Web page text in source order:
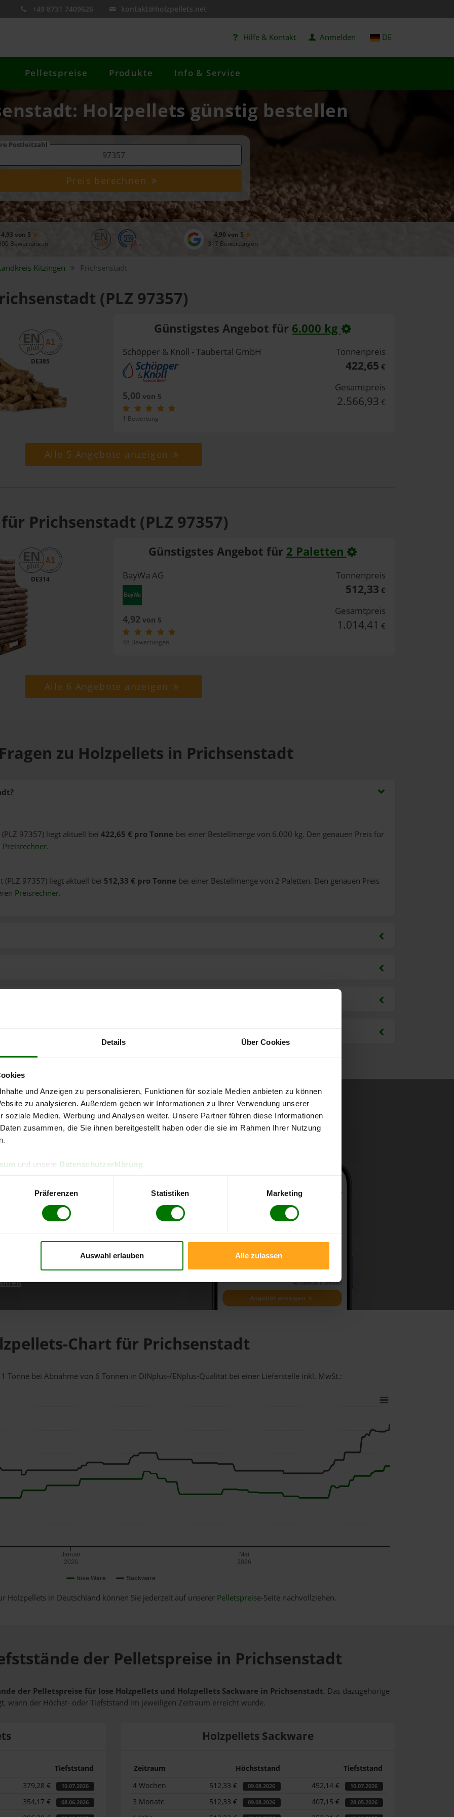
Details Über Cookies
und Anzeigen zu personalisieren, Funktionen für soziale Medien anbieten zu können
zu analysieren. Außerdem geben wir Informationen zu Ihrer Verwendung unserer
soziale Medien, Werbung und Analysen weiter. Unsere Partner führen diese Informationen
zusammen, die Sie ihnen bereitgestellt haben oder die sie im Rahmen Ihrer Nutzung
und unsere Datenschutzerklärung
Präferenzen Statistiken Marketing
Auswahl erlauben Alle zulassen
+49 8731 7409626 kontakt@holzpellets.net
Hilfe & Kontakt Anmelden DE
Pelletspreise Produkte Info & Service
Holzpellets günstig bestellen
Postleitzahl
Preis berechnen
4,93 von 5
Bewertungen
4,90 von 5
317 Bewertungen
Kitzingen Prichsenstadt
(PLZ 97357)
DE385
Günstigstes Angebot für 6.000 kg
Schöpper & Knoll - Taubertal GmbH
5,00 von 5
1 Bewertung
Tonnenpreis
422,65 €
Gesamtpreis
2.566,93 €
Alle 5 Angebote anzeigen
Prichsenstadt (PLZ 97357)
DE314
Günstigstes Angebot für 2 Paletten
BayWa AG
4,92von 5
48 Bewertungen
Tonnenpreis
512,33 €
Gesamtpreis
1.014,41 €
Alle 6 Angebote anzeigen
zu Holzpellets in Prichsenstadt
97357) liegt aktuell bei 422,65 € pro Tonne bei einer Bestellmenge von 6.000 kg. Den genauen Preis für
Preisrechner.
(PLZ 97357) liegt aktuell bei 512,33 € pro Tonne bei einer Bestellmenge von 2 Paletten. Den genauen Preis
Preisrechner.
kostenlose
direkt online bestellen
aktuellen Stand
Chart für Prichsenstadt
Tonne bei Abnahmevon 6 Tonnen in DINplus-/ENplus-Qualität bei einer Lieferstelle inkl. MwSt.:
lose Ware Sackware
Januar
2026
Mai
2026
Holzpellets in Deutschland können Sie jederzeit auf unserer Pelletspreise-Seite nachvollziehen.
der Pelletspreise in Prichsenstadt
der Pelletspreise für lose Holzpellets und Holzpellets Sackware in Prichsenstadt. Das dazugehörige
wann der Höchst- oder Tiefststand im jeweiligen Zeitraum erreicht wurde.
Tiefststand
379,28 € 10.07.2026
354,17 € 08.06.2026
Holzpellets Sackware
Zeitraum Höchststand
Tiefststand
4 Wochen
512,33 € 09.08.2026 452,14 € 10.07.2026
3 Monate 512,33 € 09.08.2026 407,15 € 28.05.2026